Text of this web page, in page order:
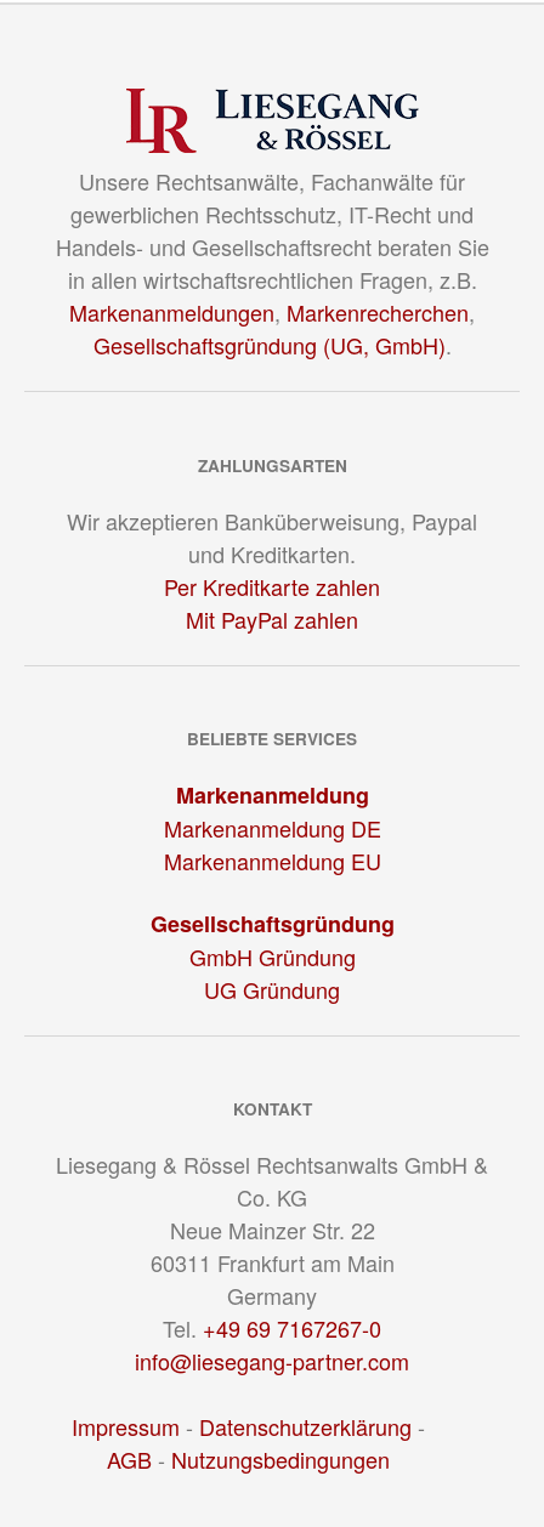
Unsere Rechtsanwälte, Fachanwälte für
gewerblichen Rechtsschutz, IT-Recht und
Handels- und Gesellschaftsrecht beraten Sie
in allen wirtschaftsrechtlichen Fragen, z.B.
Markenanmeldungen, Markenrecherchen,
Gesellschaftsgründung (UG, GmbH).
ZAHLUNGSARTEN
Wir akzeptieren Banküberweisung, Paypal
und Kreditkarten.
Per Kreditkarte zahlen
Mit PayPal zahlen
BELIEBTE SERVICES
Markenanmeldung
Markenanmeldung DE
Markenanmeldung EU
Gesellschaftsgründung
GmbH Gründung
UG Gründung
KONTAKT
Liesegang & Rössel Rechtsanwalts GmbH &
Co. KG
Neue Mainzer Str. 22
60311 Frankfurt am Main
Germany
Tel. +49 69 7167267-0
info@liesegang-partner.com
Impressum - Datenschutzerklärung -
AGB- Nutzungsbedingungen